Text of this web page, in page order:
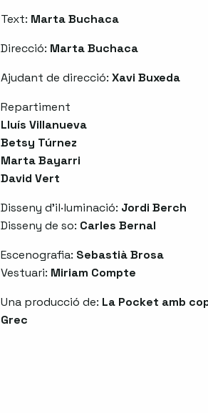
Text: Marta Buchaca
Direcció: Marta Buchaca
Ajudant de direcció: Xavi Buxeda
Repartiment
Lluís Villanueva
Betsy Túrnez
Marta Bayarri
David Vert
Disseny d’il·luminació: Jordi Berch
Disseny de so: Carles Bernal
Escenografia: Sebastià Brosa
Vestuari: Miriam Compte
Una producció de: La Pocket amb
Grec